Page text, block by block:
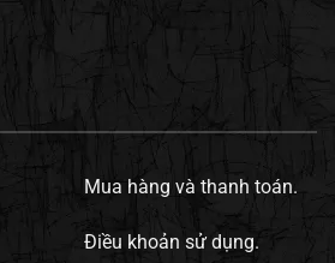
Mua hàng và thanh toán.
Điều khoản sử dụng.